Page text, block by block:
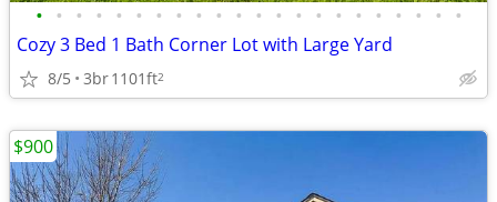
• • • • • • • • • • • • • • • • • • • • • •
Cozy 3 Bed 1 Bath Corner Lot with Large Yard
8/5 3br1101ft2
$900